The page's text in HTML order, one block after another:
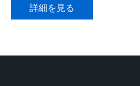
詳細を見る